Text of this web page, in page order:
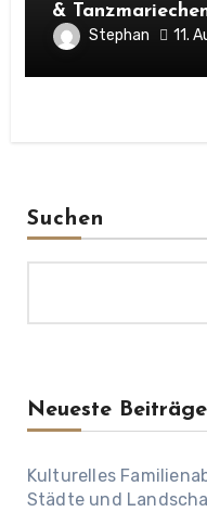
&
Stephan 11.
Suchen
Neueste Beiträge
Kulturelles
Städte und